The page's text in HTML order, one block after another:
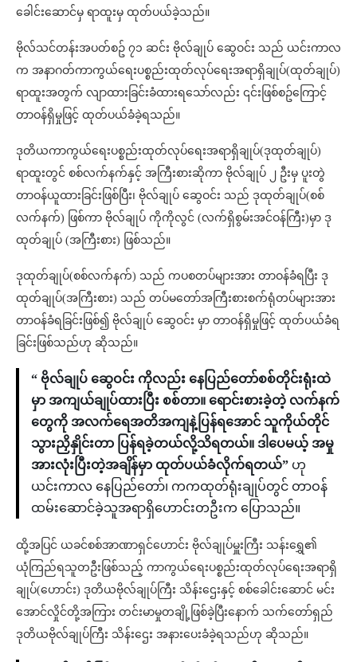
ခေါင်းဆောင်မှ ရာထူးမှ ထုတ်ပယ်ခဲ့သည်။
ဗိုလ်သင်တန်းအပတ်စဥ် ၇၁ ဆင်း ဗိုလ်ချုပ် ဆွေဝင်း သည် ယင်းကာလ
က အနာဂတ်ကာကွယ်ရေးပစ္စည်းထုတ်လုပ်ရေးအရာရှိချုပ်(ထုတ်ချုပ်)
ရာထူးအတွက် လျာထားခြင်းခံထားရသော်လည်း ၎င်းဖြစ်စဥ်ကြောင့်
တာဝန်ရှိမှုဖြင့် ထုတ်ပယ်ခံခဲ့ရသည်။
ဒုတိယကာကွယ်ရေးပစ္စည်းထုတ်လုပ်ရေးအရာရှိချုပ်(ဒုထုတ်ချုပ်)
ရာထူးတွင် စစ်လက်နက်နှင့် အကြီးစားဆိုကာ ဗိုလ်ချုပ် ၂ ဦးမှ ပူးတွဲ
တာဝန်ယူထားခြင်းဖြစ်ပြီး၊ ဗိုလ်ချုပ် ဆွေဝင်း သည် ဒုထုတ်ချုပ်(စစ်
လက်နက်) ဖြစ်ကာ ဗိုလ်ချုပ် ကိုကိုလွင် (လက်ရှိစွမ်းအင်ဝန်ကြီး)မှာ ဒု
ထုတ်ချုပ် (အကြီးစား) ဖြစ်သည်။
ဒုထုတ်ချုပ်(စစ်လက်နက်) သည် ကပစတပ်များအား တာဝန်ခံရပြီး ဒု
ထုတ်ချုပ်(အကြီးစား) သည် တပ်မတော်အကြီးစားစက်ရုံတပ်များအား
တာဝန်ခံရခြင်းဖြစ်၍ ဗိုလ်ချုပ် ဆွေဝင်း မှာ တာဝန်ရှိမှုဖြင့် ထုတ်ပယ်ခံရ
ခြင်းဖြစ်သည်ဟု ဆိုသည်။
“ ဗိုလ်ချုပ် ဆွေဝင်း ကိုလည်း နေပြည်တော်စစ်တိုင်းရုံးထဲ
မှာ အကျယ်ချုပ်ထားပြီး စစ်တာ။ ရောင်းစားခဲ့တဲ့ လက်နက်
တွေကို အလက်ရေအတိအကျနဲ့ပြန်ရအောင် သူကိုယ်တိုင်
သွားညှိနှိုင်းတာ ပြန်ရခဲ့တယ်လို့သိရတယ်။ ဒါပေမယ့် အမှု
အားလုံးပြီးတဲ့အချိန်မှာ ထုတ်ပယ်ခံလိုက်ရတယ်” ဟု
ယင်းကာလ နေပြည်တော်၊ ကကထုတ်ရုံးချုပ်တွင် တာဝန်
ထမ်းဆောင်ခဲ့သူအရာရှိဟောင်းတဦးက ပြောသည်။
ထို့အပြင် ယခင်စစ်အာဏာရှင်ဟောင်း ဗိုလ်ချုပ်မှူးကြီး သန်းရွှေ၏
ယုံကြည်ရသူတဦးဖြစ်သည့် ကာကွယ်ရေးပစ္စည်းထုတ်လုပ်ရေးအရာရှိ
ချုပ်(ဟောင်း) ဒုတိယဗိုလ်ချုပ်ကြီး သိန်းဌေးနှင့် စစ်ခေါင်းဆောင် မင်း
အောင်လှိုင်တို့အကြား တင်းမာမှုတချို့ဖြစ်ခဲ့ပြီးနောက် သက်တော်ရှည်
ဒုတိယဗိုလ်ချုပ်ကြီး သိန်းဌေး အနားပေးခံခဲ့ရသည်ဟု ဆိုသည်။